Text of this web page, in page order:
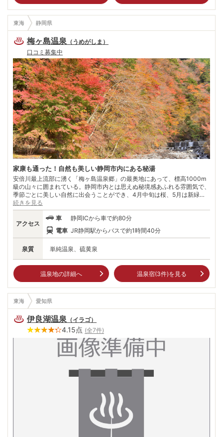
東海 静岡県
梅ヶ島温泉 （ うめがしま ）
口コミ募集中
家康も通った！自然も美しい静岡市内にある秘湯
安倍川最上流部に湧く「梅ヶ島温泉郷」の最奥地にあって、標高1000m
級の山々に囲まれている。静岡市内とは思えぬ秘境感あふれる雰囲気で、
季節ごとに美しい自然に出会うことができ、4月中旬は桜、5月は新緑、1
1月は紅葉を楽しめる。周辺には安倍の大滝、大谷崩れなどの景勝地も多
い。信玄の隠し湯の一つと言われ、長い歴史を肌で感じることができる。
駿河国出身の徳川家康や、息子徳川秀忠の名が湯治記録に残されている。
当時は金山もあり、慶長小判はここの金から鋳造されたという。2017年
には環境省によって国民温泉保養地にも指定された。
続きを見る
泉質 単純温泉、硫黄泉
アクセス
車
静岡ICから車で約80分
電車 JR静岡駅からバスで約1時間40分
温泉地の詳細へ 温泉宿(3件)を見る
東海 愛知県
伊良湖温泉 （イラゴ）
4.15点 (全7件)